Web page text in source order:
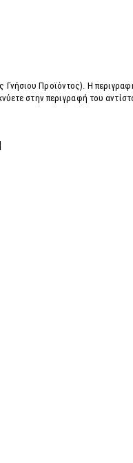
Προϊόντος). Η
στην περιγραφή του